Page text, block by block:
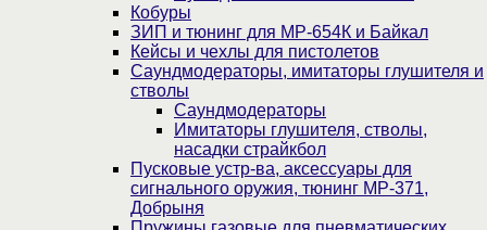
Кобуры
ЗИП и тюнинг для МР-654К и Байкал
Кейсы и чехлы для пистолетов
Саундмодераторы, имитаторы глушителя и
стволы
Саундмодераторы
Имитаторы глушителя, стволы,
насадки страйкбол
Пусковые устр-ва, аксессуары для
сигнального оружия, тюнинг МР-371,
Добрыня